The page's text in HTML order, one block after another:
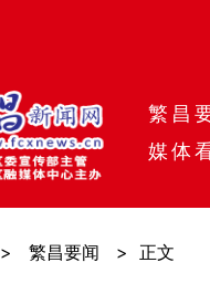
繁昌
媒体
> 繁昌要闻 > 正文